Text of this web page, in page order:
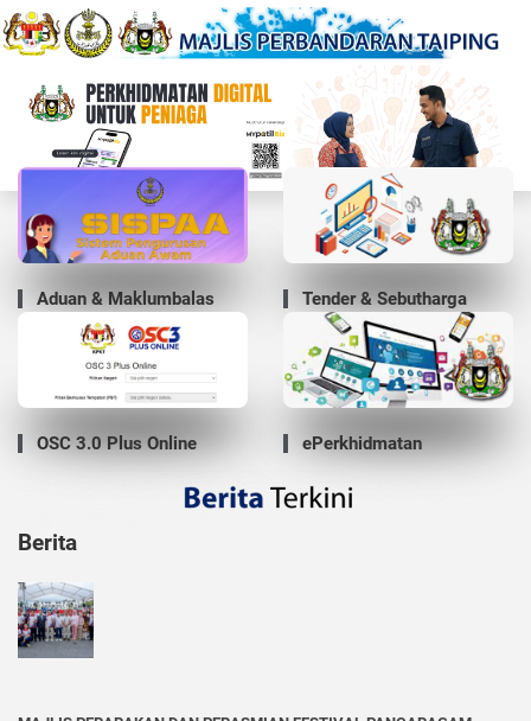
Aduan & Maklumbalas Tender & Sebutharga
OSC 3.0 Plus Online ePerkhidmatan
Berita